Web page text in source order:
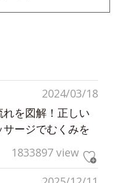
2024/03/18
れを図解！正しい
サージでむくみを
1833897 view